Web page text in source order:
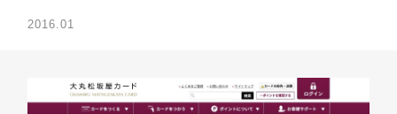
2016.01